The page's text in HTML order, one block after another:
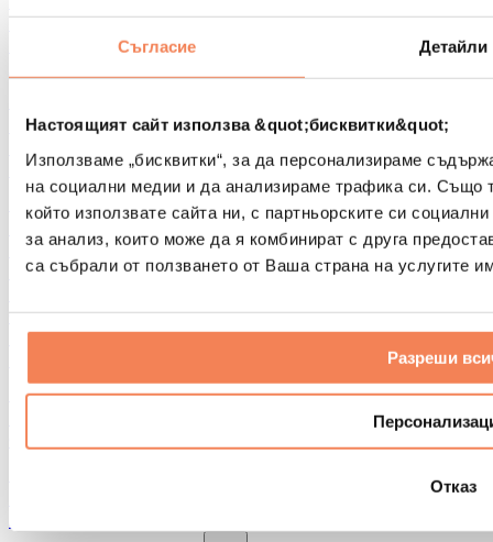
Съгласие Детайли
Настоящият сайт използва &quot;бисквитки&quot;
Използваме „бисквитки“, за да персонализираме
на социални медии и да анализираме трафика си. Също
който използвате сайта ни, с партньорските си
за анализ, които може да я комбинират с друга
са събрали от ползването от Ваша страна на услугите
Разреши
Отказ
Инструменти за масаж
Масажни ролери
Чанти и аксесоари за храна
Чанти за фитнес
Раници
Аксесоари според вида дейност
Бойни спортове
Колоездене
Студена терапия
Плуване
Биохакинг
Филтри и кани за вода